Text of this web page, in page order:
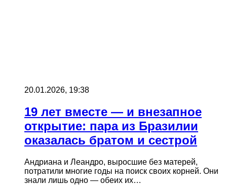
20.01.2026, 19:38
19 лет вместе — и внезапное
открытие: пара из Бразилии
оказалась братом и сестрой
Андриана и Леандро, выросшие без матерей,
потратили многие годы на поиск своих корней. Они
знали лишь одно — обеих их…